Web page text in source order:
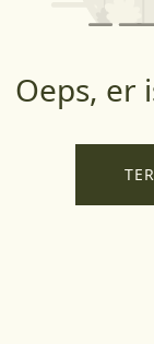
Oeps, er